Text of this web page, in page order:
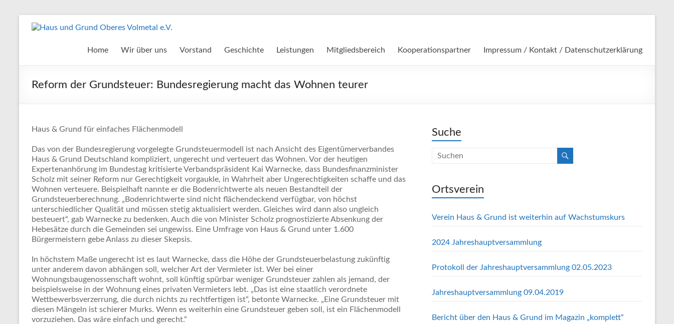
InhaltHaus
Oberes
e.V.
Home Wir über uns Vorstand Geschichte Leistungen Mitgliedsbereich Kooperationspartner Impressum / Kontakt / Datenschutzerklärung
Reform der Grundsteuer: Bundesregierung macht das Wohnen teurer
Haus & Grund für einfaches Flächenmodell
Das von der Bundesregierung vorgelegte Grundsteuermodell ist nach Ansicht des Eigentümerverbandes
Haus & Grund Deutschland kompliziert, ungerecht und verteuert das Wohnen. Vor der heutigen
Expertenanhörung im Bundestag kritisierte Verbandspräsident Kai Warnecke, dass Bundesfinanzminister
Scholz mit seiner Reform nur Gerechtigkeit vorgaukle, in Wahrheit aber Ungerechtigkeiten schaffe und das
Wohnen verteuere. Beispielhaft nannte er die Bodenrichtwerte als neuen Bestandteil der
Grundsteuerberechnung. „Bodenrichtwerte sind nicht flächendeckend verfügbar, von höchst
unterschiedlicher Qualität und müssen stetig aktualisiert werden. Gleiches wird dann also ungleich
besteuert“, gab Warnecke zu bedenken. Auch die von Minister Scholz prognostizierte Absenkung der
Hebesätze durch die Gemeinden sei ungewiss. Eine Umfrage von Haus & Grund unter 1.600
Bürgermeistern gebe Anlass zu dieser Skepsis.
In höchstem Maße ungerecht ist es laut Warnecke, dass die Höhe der Grundsteuerbelastung zukünftig
unter anderem davon abhängen soll, welcher Art der Vermieter ist. Wer bei einer
Wohnungsbaugenossenschaft wohnt, soll künftig spürbar weniger Grundsteuer zahlen als jemand, der
beispielsweise in der Wohnung eines privaten Vermieters lebt. „Das ist eine staatlich verordnete
Wettbewerbsverzerrung, die durch nichts zu rechtfertigen ist“, betonte Warnecke. „Eine Grundsteuer mit
diesen Mängeln ist schierer Murks. Wenn es weiterhin eine Grundsteuer geben soll, ist ein Flächenmodell
vorzuziehen. Das wäre einfach und gerecht.“
Suche
Ortsverein
Verein Haus & Grund ist weiterhin auf Wachstumskurs
2024 Jahreshauptversammlung
Protokoll der Jahreshauptversammlung 02.05.2023
Jahreshauptversammlung 09.04.2019
Bericht über den Haus & Grund im Magazin „komplett“